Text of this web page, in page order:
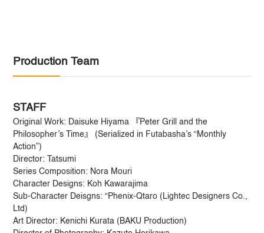
Production Team
STAFF
Original Work: Daisuke Hiyama 『Peter Grill and the
Philosopher’s Time』 (Serialized in Futabasha’s “Monthly
Action”)
Director: Tatsumi
Series Composition: Nora Mouri
Character Designs: Koh Kawarajima
Sub-Character Deisgns: “Phenix-Qtaro (Lightec Designers Co.,
Ltd)
Art Director: Kenichi Kurata (BAKU Production)